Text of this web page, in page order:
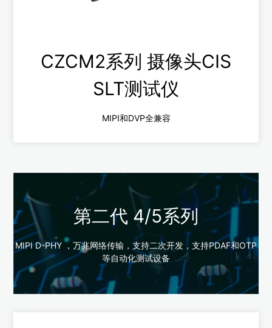
CZCM2系列 摄像头CIS
SLT测试仪
MIPI和DVP全兼容
CZCM2系列
无需电脑主机，支持MIPI四通道摄像头模组测试
支持并口开短路测试，MIPI开短路测试
第二代 4/5系列
MIPI D-PHY ，万兆网络传输，支持二次开发，支持PDAF和OTP
等自动化测试设备